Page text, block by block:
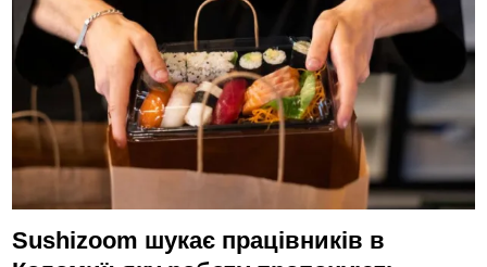
Sushizoom шукає працівників в